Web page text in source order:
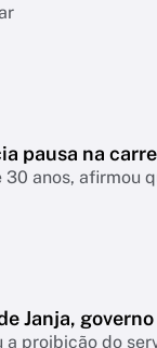
pausa na
30 anos, afirmou
Janja,
proibição do